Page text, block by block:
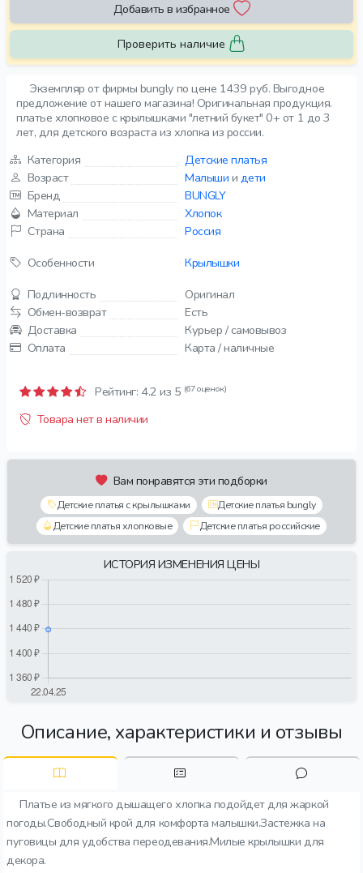
Экземпляр от фирмы bungly по цене 1439 руб. Выгодное
предложение от нашего магазина! Оригинальная продукция.
платье хлопковое с крылышками "летний букет" 0+ от 1 до 3
лет, для детского возраста из хлопка из россии.
Категория
Детские платья
Возраст
Малыши и дети
Бренд
BUNGLY
Материал
Хлопок
Страна
Россия
Особенности
Крылышки
Подлинность
Оригинал
Обмен-возврат
Есть
Доставка
Курьер / самовывоз
Оплата
Карта / наличные
Рейтинг: 4.2 из 5 (67 оценок)
Товара нет в наличии
Вам понравятся эти подборки
Детские платья с крылышками
Детские платья bungly
Детские платья хлопковые
Детские платья российские
ИСТОРИЯ ИЗМЕНЕНИЯ ЦЕНЫ
Добавить в избранное
Проверить наличие
Описание, характеристики и отзывы
Платье из мягкого дышащего хлопка подойдет для жаркой
погоды.Свободный крой для комфорта малышки.Застежка на
пуговицы для удобства переодевания.Милые крылышки для
декора.